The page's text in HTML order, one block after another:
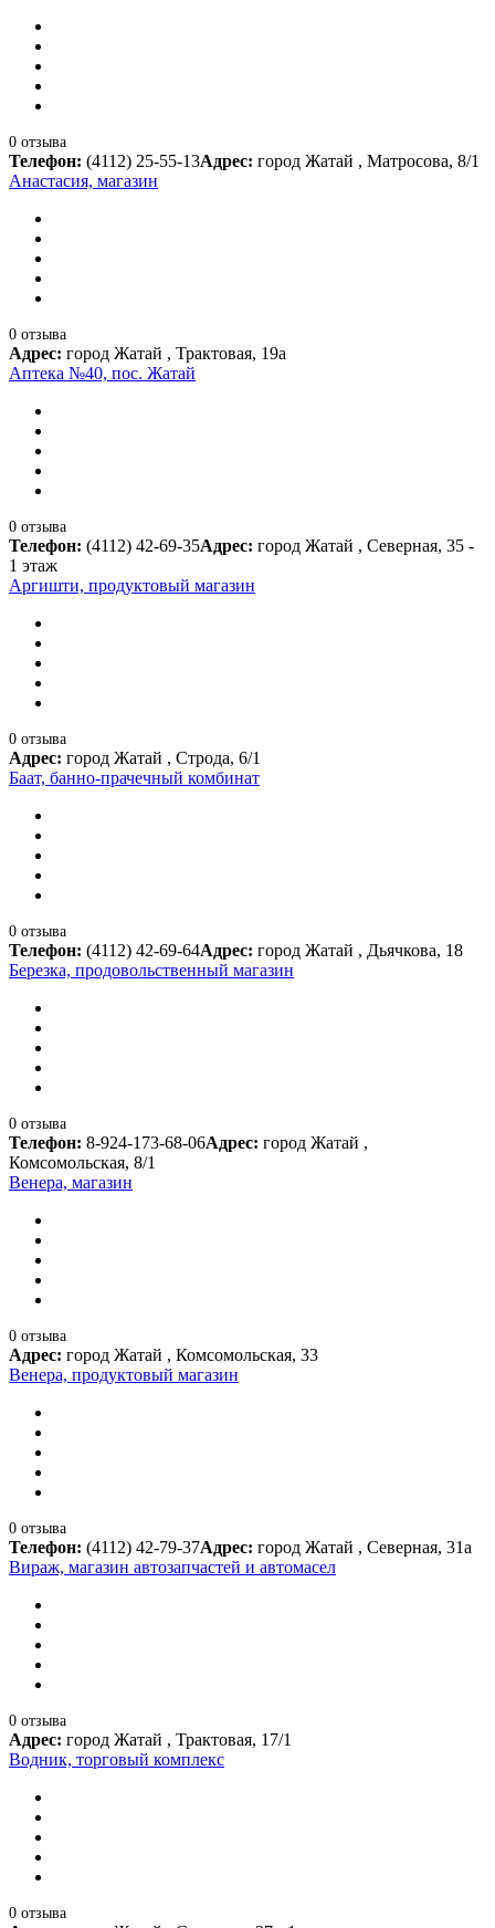
0 отзыва
Телефон: (4112) 25-55-13Адрес: город Жатай , Матросова, 8/1
Анастасия, магазин
0 отзыва
Адрес: город Жатай , Трактовая, 19а
Аптека №40, пос. Жатай
0 отзыва
Телефон: (4112) 42-69-35Адрес: город Жатай , Северная, 35 -
1 этаж
Аргишти, продуктовый магазин
0 отзыва
Адрес: город Жатай , Строда, 6/1
Баат, банно-прачечный комбинат
0 отзыва
Телефон: (4112) 42-69-64Адрес: город Жатай , Дьячкова, 18
Березка, продовольственный магазин
0 отзыва
Телефон: 8-924-173-68-06Адрес: город Жатай ,
Комсомольская, 8/1
Венера, магазин
0 отзыва
Адрес: город Жатай , Комсомольская, 33
Венера, продуктовый магазин
0 отзыва
Телефон: (4112) 42-79-37Адрес: город Жатай , Северная, 31а
Вираж, магазин автозапчастей и автомасел
0 отзыва
Адрес: город Жатай , Трактовая, 17/1
Водник, торговый комплекс
0 отзыва